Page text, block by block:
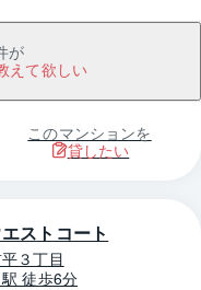
が
えて欲しい
このマンションを
貸したい
ストコート
３丁目
徒歩6分